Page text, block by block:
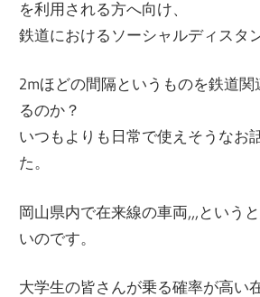
を利用される方へ向け、
鉄道におけるソーシャルディスタ
2mほどの間隔というものを鉄道
るのか？
いつもよりも日常で使えそうなお
た。
岡山県内で在来線の車両,,,という
いのです。
大学生の皆さんが乗る確率が高い